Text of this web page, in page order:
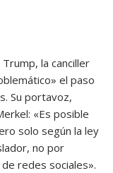
la canciller
el paso
Su portavoz,
«Es posible
solo según la ley
no por
redes sociales».